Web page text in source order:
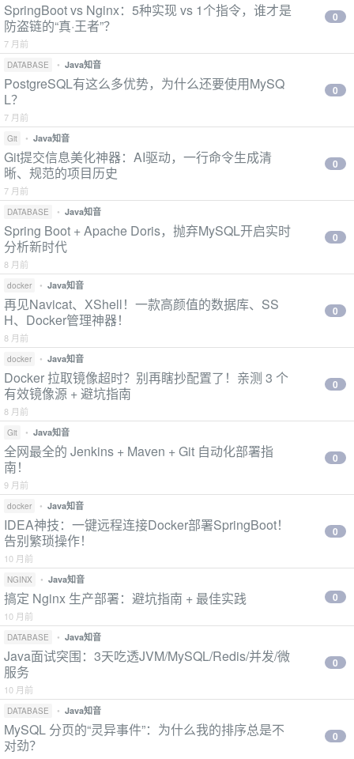
SpringBoot vs Nginx：5种实现 vs 1个指令，谁才是
防盗链的“真·王者”？
7 月前
0
DATABASE • Java知音
PostgreSQL有这么多优势，为什么还要使用MySQ
L？
7 月前
0
Git • Java知音
Git提交信息美化神器：AI驱动，一行命令生成清
晰、规范的项目历史
7 月前
0
DATABASE • Java知音
Spring Boot + Apache Doris，抛弃MySQL开启实时
分析新时代
8 月前
0
docker • Java知音
再见Navicat、XShell！一款高颜值的数据库、SS
H、Docker管理神器！
8 月前
0
docker • Java知音
Docker 拉取镜像超时？别再瞎抄配置了！亲测 3 个
有效镜像源 + 避坑指南
8 月前
0
Git • Java知音
全网最全的 Jenkins + Maven + Git 自动化部署指
南！
9 月前
0
docker • Java知音
IDEA神技：一键远程连接Docker部署SpringBoot！
告别繁琐操作！
10 月前
0
NGINX • Java知音
搞定 Nginx 生产部署：避坑指南 + 最佳实践
10 月前
0
DATABASE • Java知音
Java面试突围：3天吃透JVM/MySQL/Redis/并发/微
服务
10 月前
0
DATABASE • Java知音
MySQL 分页的“灵异事件”：为什么我的排序总是不
对劲？
0